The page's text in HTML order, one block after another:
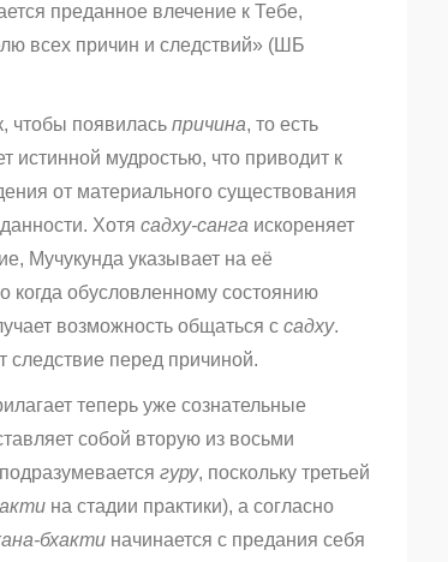
преданное влечение к Тебе,
всех причин и следствий» (ШБ
чтобы появилась причина, то есть
истинной мудростью, что приводит к
от материального существования
Хотя садху-санга искореняет
Мучукунда указывает на её
когда обусловленному состоянию
возможность общаться с садху.
перед причиной.
теперь уже сознательные
собой вторую из восьми
гуру, поскольку третьей
на стадии практики), а согласно
бхакти начинается с предания себя